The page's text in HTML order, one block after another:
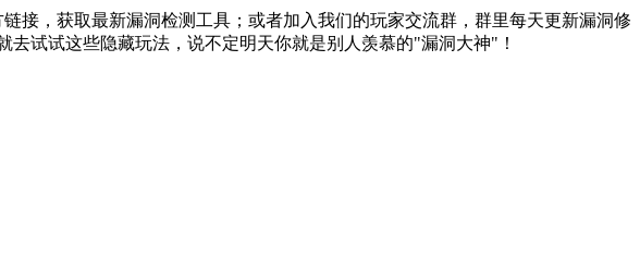
接，获取最新漏洞检测工具；或者加入我们的玩家交流群，群里每天更新漏洞修
试试这些隐藏玩法，说不定明天你就是别人羡慕的"漏洞大神"！